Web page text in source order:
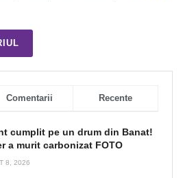
Comentarii Recente
cumplit pe un drum din Banat!
a murit carbonizat FOTO
8, 2026